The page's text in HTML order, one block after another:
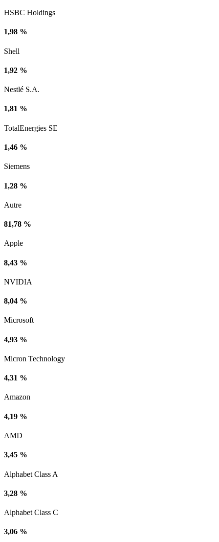
HSBC Holdings
1,98 %
Shell
1,92 %
Nestlé S.A.
1,81 %
TotalEnergies SE
1,46 %
Siemens
1,28 %
Autre
81,78 %
Apple
8,43 %
NVIDIA
8,04 %
Microsoft
4,93 %
Micron Technology
4,31 %
Amazon
4,19 %
AMD
3,45 %
Alphabet Class A
3,28 %
Alphabet Class C
3,06 %